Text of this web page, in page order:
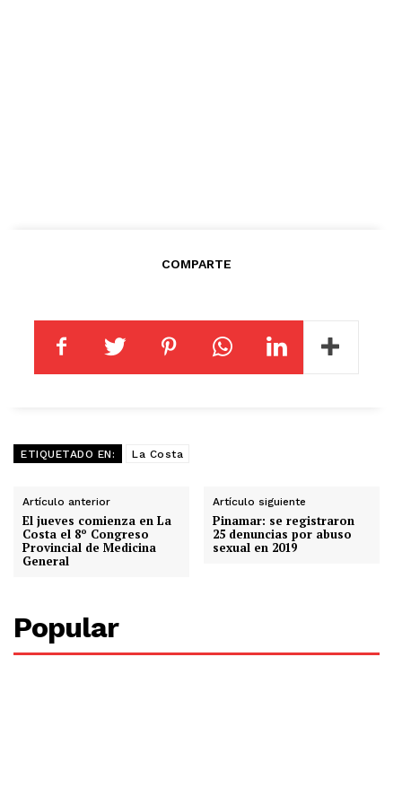
COMPARTE
ETIQUETADO EN: La Costa
Artículo anterior
El jueves comienza en La
Costa el 8º Congreso
Provincial de Medicina
General
Artículo siguiente
Pinamar: se registraron
25 denuncias por abuso
sexual en 2019
Popular